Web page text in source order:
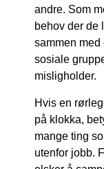
andre. Som
behov der de
sammen med
sosiale
misligholder.
Hvis en
på klokka,
mange ting
utenfor jobb.